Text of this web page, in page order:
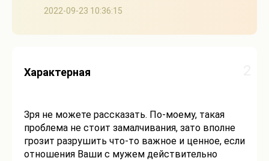
2022-09-23 10:36:15
Характерная
Зря не можете рассказать. По-моему, такая
проблема не стоит замалчивания, зато вполне
грозит разрушить что-то важное и ценное, если
отношения Ваши с мужем действительно